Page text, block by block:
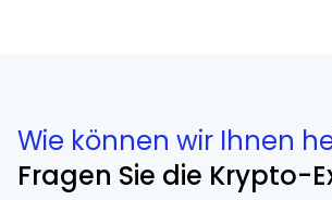
Wie können wir Ihnen
Fragen Sie die Krypto-